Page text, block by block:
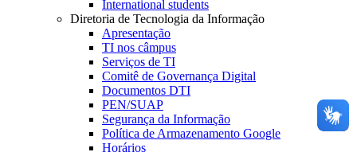
International students
Diretoria de Tecnologia da Informação
Apresentação
TI nos câmpus
Serviços de TI
Comitê de Governança Digital
Documentos DTI
PEN/SUAP
Segurança da Informação
Política de Armazenamento Google
Horários